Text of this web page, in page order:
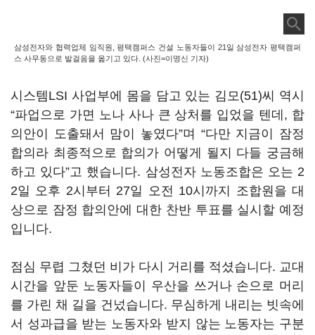
삼성전자와 협력업체 임직원, 평택캠퍼스 건설 노동자들이 21일 삼성전자 평택캠퍼
스 사무동으로 발걸음을 옮기고 있다. (사진=이명신 기자)
시스템LSI 사업부에 몸을 담고 있는 김모(51)씨 역시
“파업으로 가면 노나 사나 큰 상처를 입었을 텐데, 합
의안이 도출돼서 맘이 놓였다”며 “다만 지금이 잠정
합의라 최종적으로 합의가 어떻게 될지 다들 궁금해
하고 있다”고 했습니다. 삼성전자 노동조합은 오는 2
2일 오후 2시부터 27일 오전 10시까지 조합원을 대
상으로 잠정 합의안에 대한 찬반 투표를 실시할 예정
입니다.
점심 무렵 그쳤던 비가 다시 거리를 적셨습니다. 교대
시간을 앞둔 노동자들이 우산을 쓰거나 손으로 머리
를 가린 채 길을 건넜습니다. 무심하게 내리는 빗속에
서 성과급을 받는 노동자와 받지 않는 노동자는 구분